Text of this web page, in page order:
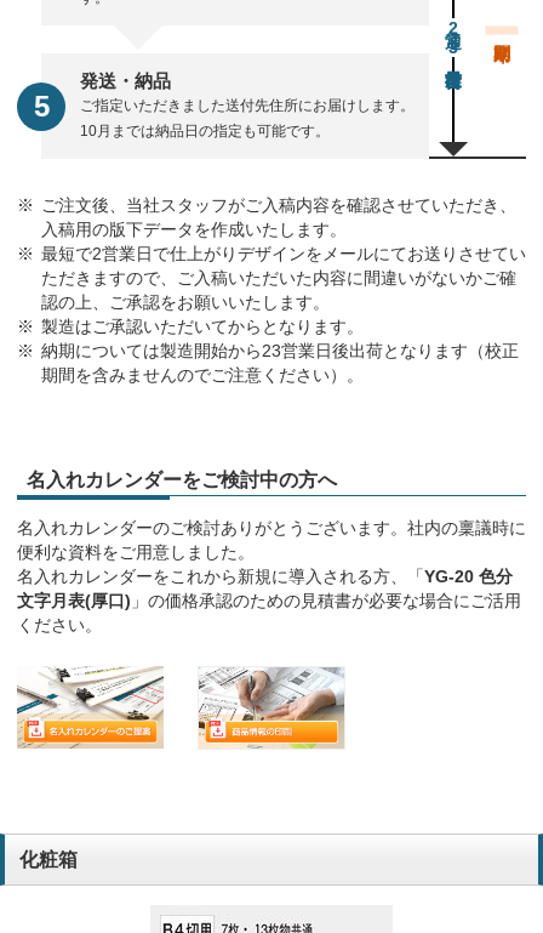
発送・納品
ご指定いただきました送付先住所にお届けします。
10月までは納品日の指定も可能です。
通常23営業日後出荷
ご注文後、当社スタッフがご入稿内容を確認させていただき、
入稿用の版下データを作成いたします。
最短で2営業日で仕上がりデザインをメールにてお送りさせてい
ただきますので、ご入稿いただいた内容に間違いがないかご確
認の上、ご承認をお願いいたします。
製造はご承認いただいてからとなります。
納期については製造開始から23営業日後出荷となります（校正
期間を含みませんのでご注意ください）。
名入れカレンダーをご検討中の方へ
名入れカレンダーのご検討ありがとうございます。社内の稟議時に
便利な資料をご用意しました。
名入れカレンダーをこれから新規に導入される方、「YG-20 色分
文字月表(厚口) 」の価格承認のための見積書が必要な場合にご活用
ください。
化粧箱